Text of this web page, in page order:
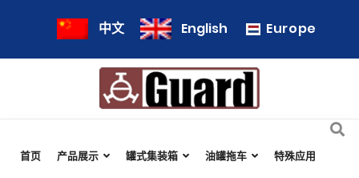
中文 English Europe
首页 产品展示 罐式集装箱 油罐拖车 特殊应用